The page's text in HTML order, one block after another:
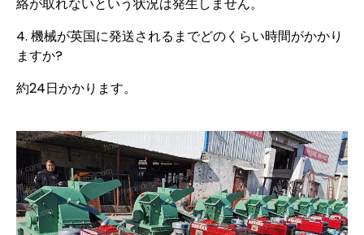
4. 機械が英国に発送されるまでどのくらい時間がかかり
ますか?
約24日かかります。